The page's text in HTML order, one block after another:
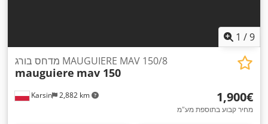
1 /9
Karsin 2,882 km
מדחס בורג MAUGUIERE MAV 150/8
mauguiere mav 150
‏1,900 ‏€
מחיר קבוע בתוספת מע"מ